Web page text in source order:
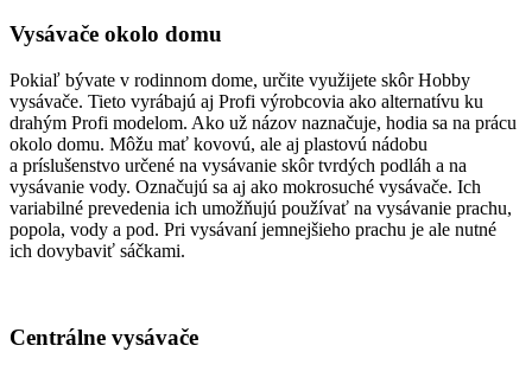
Vysávače okolo domu
Pokiaľ bývate v rodinnom dome, určite využijete skôr Hobby
vysávače. Tieto vyrábajú aj Profi výrobcovia ako alternatívu ku
drahým Profi modelom. Ako už názov naznačuje, hodia sa na prácu
okolo domu. Môžu mať kovovú, ale aj plastovú nádobu
a príslušenstvo určené na vysávanie skôr tvrdých podláh a na
vysávanie vody. Označujú sa aj ako mokrosuché vysávače. Ich
variabilné prevedenia ich umožňujú používať na vysávanie prachu,
popola, vody a pod. Pri vysávaní jemnejšieho prachu je ale nutné
ich dovybaviť sáčkami.
Centrálne vysávače